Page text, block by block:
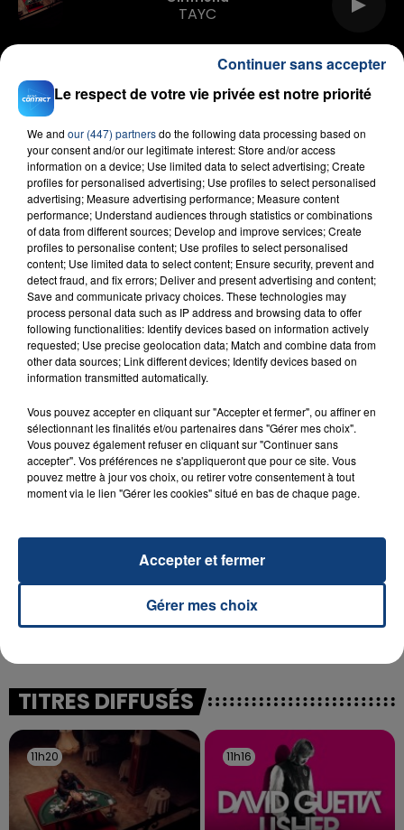
TAYC
FIL D'ACTU
23 juillet 2026
INCENDIE MORTEL À LENS : UNE FEMME ET
Un homme s'est immolé par le feu après avoir
aspergé sa compagne et leur bébé de trois mois
d'un liquide inflammable.
20 juillet 2026
UNE ADOLESCENTE DEVANT SE FAIRE
OPÉRER DE LA CHEVILLE RESSORT DE LA...
reconnu sa responsabilité et présenté ses
excuses.
TITRES DIFFUSÉS
11h20
11h20 11h16
11h16
Le respect de votre vie privée est notre priorité
We and our (447) partnersdo the following data processing based on
your consent and/or our legitimate interest: Store and/or access
information on a device; Use limited data to select advertising; Create
profiles for personalised advertising; Use profiles to select personalised
advertising; Measure advertising performance; Measure content
performance; Understand audiences through statistics or combinations
of data from different sources; Develop and improve services; Create
profiles to personalise content; Use profiles to select personalised
content; Use limited data to select content; Ensure security, prevent and
detect fraud, and fix errors; Deliver and present advertising and content;
Save and communicate privacy choices. These technologies may
process personal data such as IP address and browsing data to offer
following functionalities: Identify devices based on information actively
requested; Use precise geolocation data; Match and combine data from
other data sources; Link different devices; Identify devices based on
information transmitted automatically.
Vous pouvez accepter en cliquant sur "Accepter et fermer", ou affiner en
sélectionnant les finalités et/ou partenaires dans "Gérer mes choix".
Vous pouvez également refuser en cliquant sur "Continuer sans
accepter". Vos préférences ne s'appliqueront que pour ce site. Vous
pouvez mettre à jour vos choix, ou retirer votre consentement à tout
moment via le lien "Gérer les cookies" situé en bas de chaque page.
Gérer mes choix
Accepter et fermer
Continuer sans accepter